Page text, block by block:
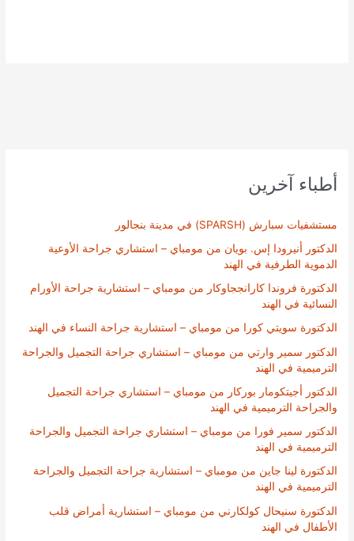
أطباء آخرين
مستشفيات سبارش (SPARSH) في مدينة بنجالور
الدكتور أنيرودا إس. بويان من مومباي – استشاري جراحة الأوعية
الدموية الطرفية في الهند
الدكتورة فروندا كارانججاوكار من مومباي – استشارية جراحة الأورام
النسائية في الهند
الدكتورة سويتي كورا من مومباي – استشارية جراحة النساء في الهند
الدكتور سمير وارتي من مومباي – استشاري جراحة التجميل والجراحة
الترميمية في الهند
الدكتور أجيتكومار بوركار من مومباي – استشاري جراحة التجميل
والجراحة الترميمية في الهند
الدكتور سمير فورا من مومباي – استشاري جراحة التجميل والجراحة
الترميمية في الهند
الدكتورة لينا جاين من مومباي – استشارية جراحة التجميل والجراحة
الترميمية في الهند
الدكتورة سنيحال كولكارني من مومباي – استشارية أمراض قلب
الأطفال في الهند